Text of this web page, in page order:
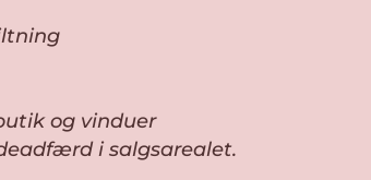
og vinduer
i salgsarealet.